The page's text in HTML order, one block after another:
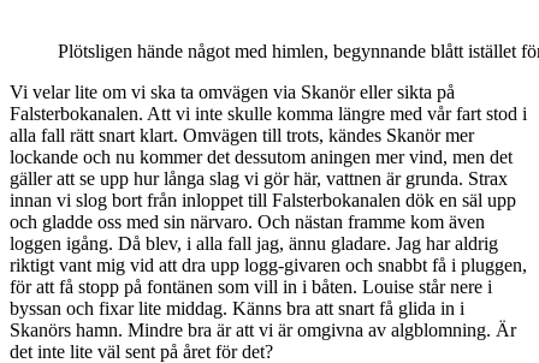
Plötsligen hände något med himlen, begynnande blått istället
Vi velar lite om vi ska ta omvägen via Skanör eller sikta på
Falsterbokanalen. Att vi inte skulle komma längre med vår fart stod i
alla fall rätt snart klart. Omvägen till trots, kändes Skanör mer
lockande och nu kommer det dessutom aningen mer vind, men det
gäller att se upp hur långa slag vi gör här, vattnen är grunda. Strax
innan vi slog bort från inloppet till Falsterbokanalen dök en säl upp
och gladde oss med sin närvaro. Och nästan framme kom även
loggen igång. Då blev, i alla fall jag, ännu gladare. Jag har aldrig
riktigt vant mig vid att dra upp logg-givaren och snabbt få i pluggen,
för att få stopp på fontänen som vill in i båten. Louise står nere i
byssan och fixar lite middag. Känns bra att snart få glida in i
Skanörs hamn. Mindre bra är att vi är omgivna av algblomning. Är
det inte lite väl sent på året för det?